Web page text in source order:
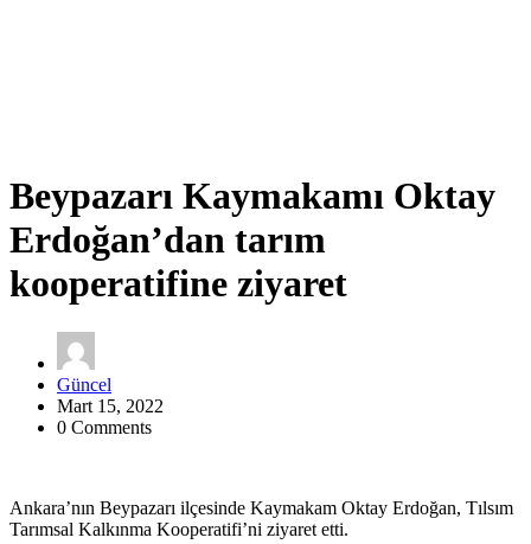
Beypazarı Kaymakamı Oktay
Erdoğan’dan tarım
kooperatifine ziyaret
Güncel
Mart 15, 2022
0 Comments
Ankara’nın Beypazarı ilçesinde Kaymakam Oktay Erdoğan, Tılsım
Tarımsal Kalkınma Kooperatifi’ni ziyaret etti.